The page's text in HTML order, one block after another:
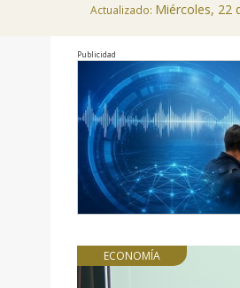
Actualizado: Miércoles, 22
Publicidad
ECONOMÍA